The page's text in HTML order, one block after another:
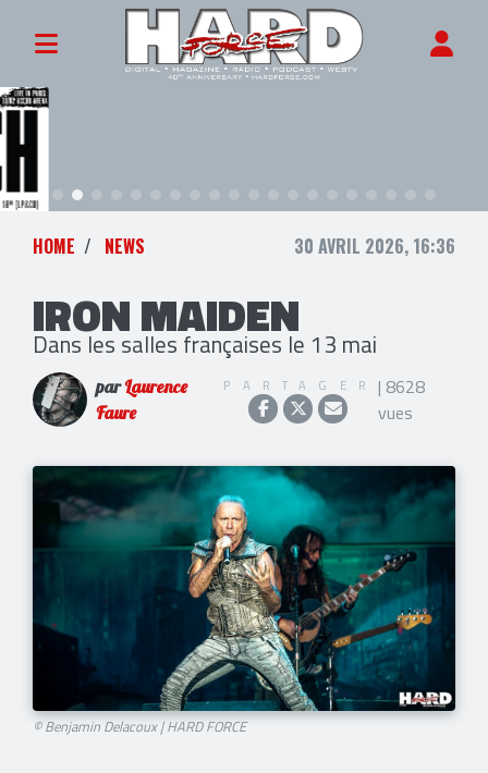
HOME NEWS 30 AVRIL 2026, 16:36
IRON MAIDEN
Dans les salles françaises le 13 mai
parLaurence
Faure
PARTAGER | 8628
vues
© Benjamin Delacoux | HARD FORCE